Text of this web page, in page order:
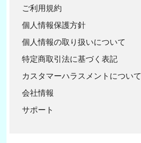
ご利用規約
個人情報保護方針
個人情報の取り扱いについて
特定商取引法に基づく表記
カスタマーハラスメントについて
会社情報
サポート